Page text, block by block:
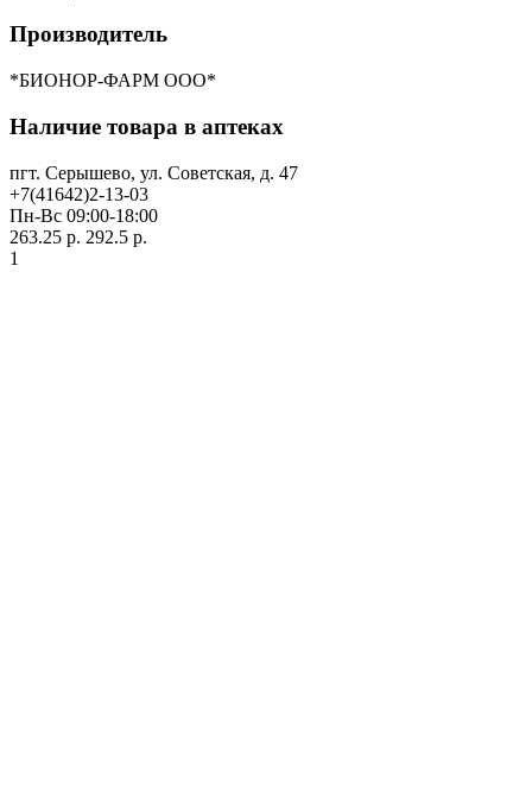
Производитель
*БИОНОР-ФАРМ ООО*
Наличие товара в аптеках
пгт. Серышево, ул. Советская, д. 47
+7(41642)2-13-03
Пн-Вс 09:00-18:00
263.25 р. 292.5 р.
1